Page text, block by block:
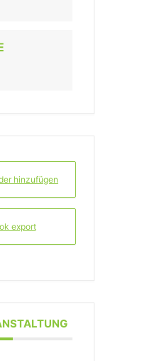
hinzufügen
export